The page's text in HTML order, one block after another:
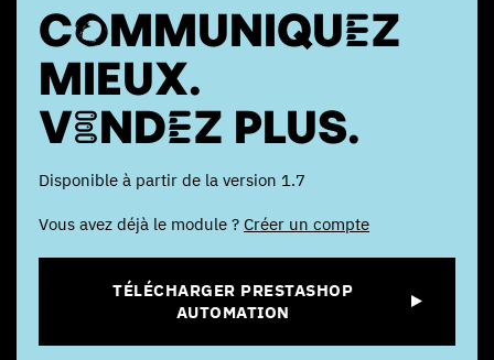
COMMUNIQUEZ
MIEUX.
VENDEZ PLUS.
Disponible à partir de la version 1.7
Vous avez déjà le module ? Créer un compte
TÉLÉCHARGER PRESTASHOP
AUTOMATION